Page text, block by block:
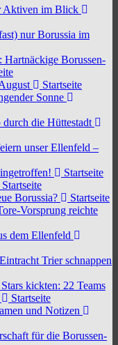
Aktiven im Blick
nur Borussia im
Borussen-
Startseite
Sonne
die Hüttestadt
unser Ellenfeld –
Startseite
Startseite
Borussia?
Startseite
Vorsprung reichte
dem Ellenfeld
Trier schnappen
kickten: 22 Teams
Startseite
und Notizen
für die Borussen-